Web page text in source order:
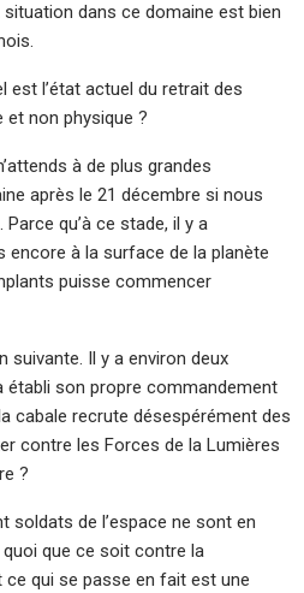
dans ce domaine est bien
est l’état actuel du retrait des
et non physique ?
à de plus grandes
après le 21 décembre si nous
qu’à ce stade, il y a
encore à la surface de la planète
puisse commencer
suivante. Il y a environ deux
établi son propre commandement
cabale recrute désespérément des
contre les Forces de la Lumières
?
soldats de l’espace ne sont en
que ce soit contre la
ce qui se passe en fait est une